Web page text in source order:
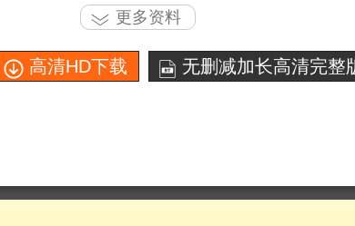
更多资料
高清HD下载 无删减加长高清完整